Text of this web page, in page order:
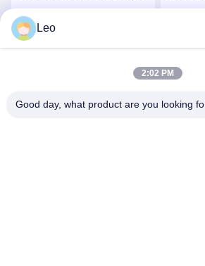
precisión para productos
PCB
para
Leo
2:02 PM
Good day, what product are you looking